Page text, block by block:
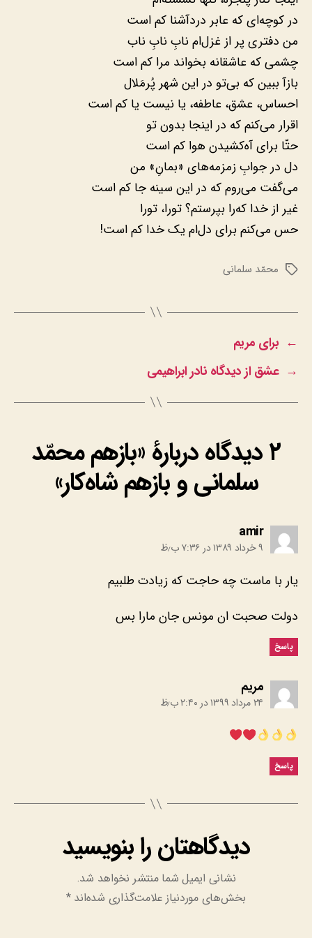
در کوچه‌ای که عابر دردآشنا کم است
من دفتری پر از غزل‌ام نابِ نابِ ناب
چشمی که عاشقانه بخواند مرا کم است
بازآ ببین که بی‌تو در این شهر پُرمَلال
احساس، عشق، عاطفه، یا نیست یا کم است
اقرار می‌کنم که در اینجا بدون تو
حتّا برای آه‌کشیدن هوا کم است
دل در جوابِ زمزمه‌های «بمانِ» من
می‌گفت می‌روم که در این سینه جا کم است
غیر از خدا که‌را بپرستم؟ تورا، تورا
حس می‌کنم برای دل‌ام یک خدا کم است!
برچسب‌هامحمّد سلمانی
← برای مریم
→ عشق از دیدگاه نادر ابراهیمی
۲ دیدگاه دربارهٔ «بازهم محمّد
سلمانی و بازهم شاه‌کار»
amir
۹ خرداد ۱۳۸۹ در ۷:۳۶ ب٫ظ
یار با ماست چه حاجت که زیادت طلبیم
دولت صحبت ان مونس جان مارا بس
پاسخ
مریم
۲۴ مرداد ۱۳۹۹ در ۲:۴۰ ب٫ظ
پاسخ
دیدگاهتان را بنویسید
نشانی ایمیل شما منتشر نخواهد شد.
بخش‌های موردنیاز علامت‌گذاری شده‌اند*